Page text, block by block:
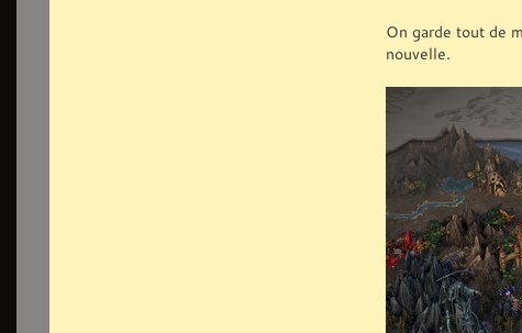
On garde tout de
nouvelle.